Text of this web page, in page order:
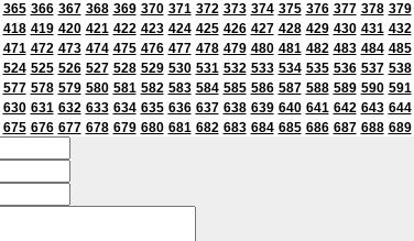
365 366 367 368 369 370 371 372 373 374 375 376 377 378 379
418 419 420 421 422 423 424 425 426 427 428 429 430 431 432
471 472 473 474 475 476 477 478 479 480 481 482 483 484 485
524 525 526 527 528 529 530 531 532 533 534 535 536 537 538
577 578 579 580 581 582 583 584 585 586 587 588 589 590 591
630 631 632 633 634 635 636 637 638 639 640 641 642 643 644
675 676 677 678 679 680 681 682 683 684 685 686 687 688 689